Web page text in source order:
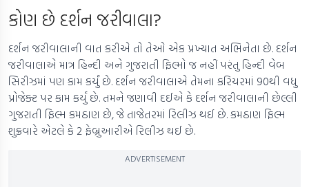
કોણ છે દર્શન જરીવાલા?
દર્શન જરીવાલાની વાત કરીએ તો તેઓ એક પ્રખ્યાત અભિનેતા છે. દર્શન
જરીવાલાએ માત્ર હિન્દી અને ગુજરાતી ફિલ્મો જ નહીં પરંતુ હિન્દી વેબ
સિરીઝમાં પણ કામ કર્યું છે. દર્શન જરીવાલાએ તેમના કરિયરમાં 90થી વધુ
પ્રોજેક્ટ પર કામ કર્યું છે. તમને જણાવી દઈએ કે દર્શન જરીવાલાની છેલ્લી
ગુજરાતી ફિલ્મ કમઠાણ છે, જે તાજેતરમાં રિલીઝ થઈ છે. કમઠાણ ફિલ્મ
શુક્રવારે એટલે કે 2 ફેબ્રુઆરીએ રિલીઝ થઈ છે.
ADVERTISEMENT